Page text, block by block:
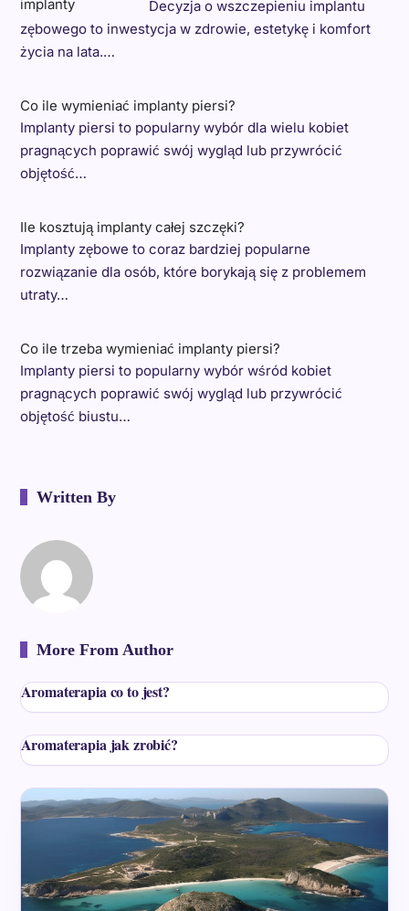
Decyzja o wszczepieniu implantu
zębowego to inwestycja w zdrowie, estetykę i komfort
życia na lata.…
Co ile wymieniać implanty piersi?
Implanty piersi to popularny wybór dla wielu kobiet
pragnących poprawić swój wygląd lub przywrócić
objętość…
Ile kosztują implanty całej szczęki?
Implanty zębowe to coraz bardziej popularne
rozwiązanie dla osób, które borykają się z problemem
utraty…
Co ile trzeba wymieniać implanty piersi?
Implanty piersi to popularny wybór wśród kobiet
pragnących poprawić swój wygląd lub przywrócić
objętość biustu…
Written By
More From Author
Aromaterapia co to jest?
Aromaterapia jak zrobić?